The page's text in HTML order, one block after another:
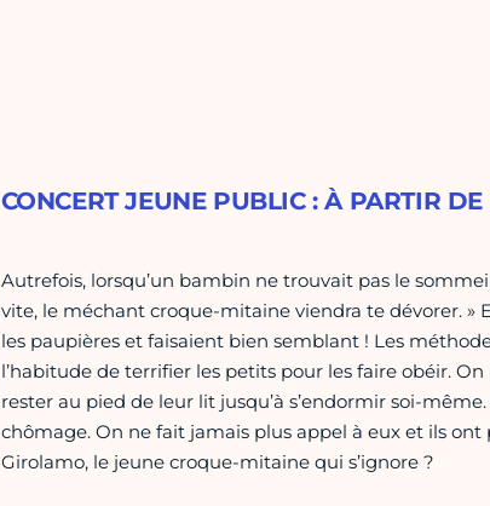
CONCERT JEUNE PUBLIC : À PARTIR
Autrefois, lorsqu’un bambin ne trouvait pas le
vite, le méchant croque-mitaine viendra te dévorer. »
les paupières et faisaient bien semblant ! Les
l’habitude de terrifier les petits pour les faire obéir.
rester au pied de leur lit jusqu’à s’endormir soi-
chômage. On ne fait jamais plus appel à eux et ils ont
Girolamo, le jeune croque-mitaine qui s’ignore ?